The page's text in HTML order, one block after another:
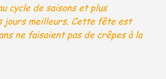
cycle de saisons et plus
jours meilleurs. Cette fête est
ne faisaient pas de crêpes à la